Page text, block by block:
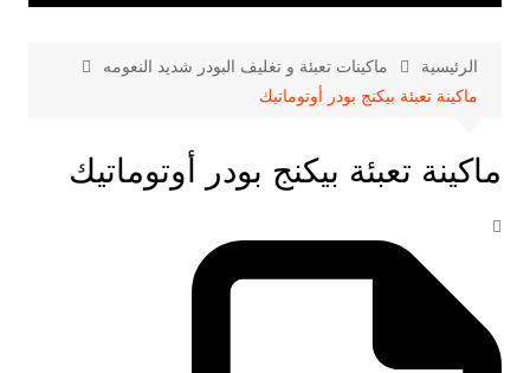
الرئيسية
ماكينات تعبئة و تغليف البودر شديد النعومه
ماكينة تعبئة بيكنج بودر أوتوماتيك
ماكينة تعبئة بيكنج بودر أوتوماتيك